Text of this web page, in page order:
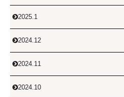
2025.1
2024.12
2024.11
2024.10